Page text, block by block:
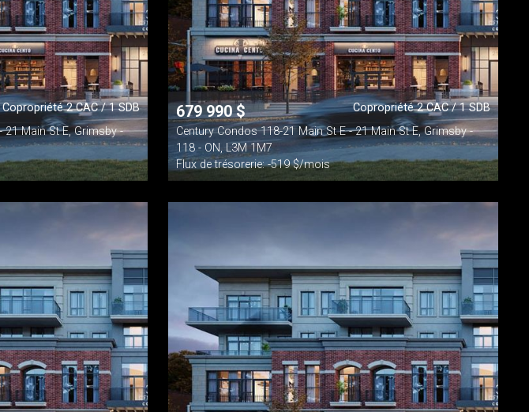
Copropriété 2 CAC / 1 SDB
21 Main St E, Grimsby -
679 990$
Copropriété 2 CAC / 1 SDB
Century Condos 118-21 Main St E - 21 Main St E, Grimsby -
118 - ON, L3M 1M7
Flux de trésorerie: -519 $/mois